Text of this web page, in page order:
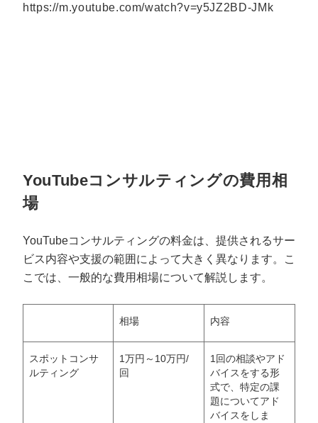
https://m.youtube.com/watch?v=y5JZ2BD-JMk
YouTubeコンサルティングの費用相
場
YouTubeコンサルティングの料金は、提供されるサー
ビス内容や支援の範囲によって大きく異なります。こ
こでは、一般的な費用相場について解説します。
相場 内容
スポットコンサ
ルティング
1万円～10万円/
回
1回の相談やアド
バイスをする形
式で、特定の課
題についてアド
バイスをしま